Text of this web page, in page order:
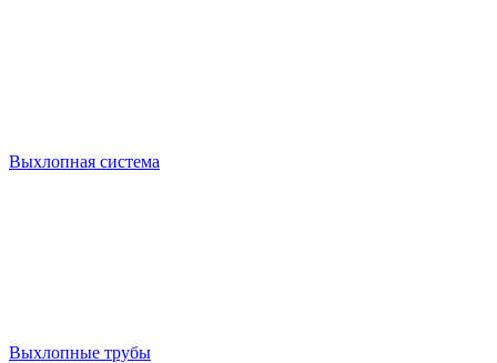
Выхлопная система
Выхлопные трубы